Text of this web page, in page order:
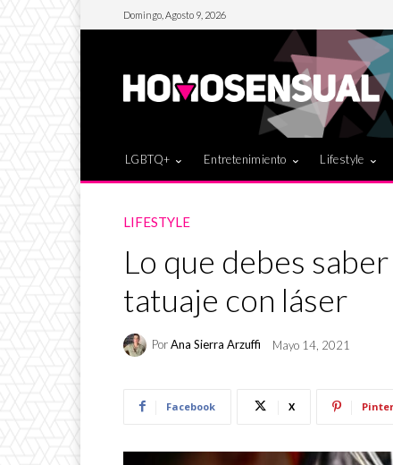
Domingo, Agosto 9, 2026
LGBTQ+ Entretenimiento Lifestyle
LIFESTYLE
Lo que debes
tatuaje con láser
PorAna Sierra Arzuffi Mayo 14, 2021
Facebook X